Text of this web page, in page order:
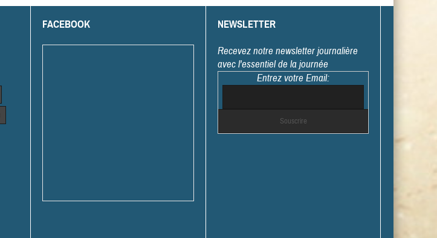
FACEBOOK NEWSLETTER
Recevez notre newsletter journalière
avec l'essentiel de la journée
Entrez votre Email: